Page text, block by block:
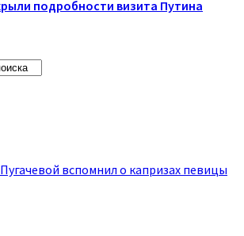
подробности визита Путина
вспомнил о капризах певицы